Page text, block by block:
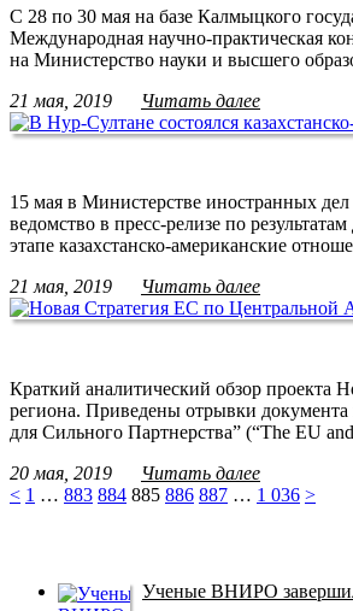
С 28 по 30 мая на базе Калмыцкого
Международная научно-практическая
на Министерство науки и высшего
21 мая, 2019
Читать далее
15 мая в Министерстве иностранных
ведомство в пресс-релизе по
этапе казахстанско-американские
21 мая, 2019
Читать далее
Краткий аналитический обзор
региона. Приведены отрывки
для Сильного Партнерства” (“The EU
20 мая, 2019
Читать далее
< 1 … 883 884 885 886 887 … 1 036 >
Ученые ВНИРО